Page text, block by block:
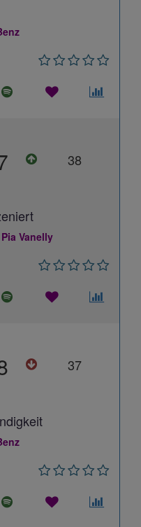
38
Vanelly
37